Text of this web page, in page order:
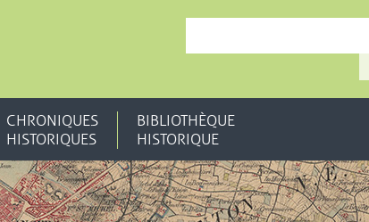
CHRONIQUES
HISTORIQUES
BIBLIOTHÈQUE
HISTORIQUE